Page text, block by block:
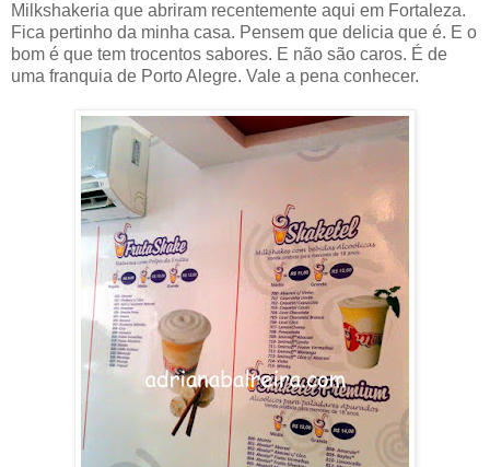
Milkshakeria que abriram recentemente aqui em Fortaleza.
Fica pertinho da minha casa. Pensem que delicia que é. E o
bom é que tem trocentos sabores. E não são caros. É de
uma franquia de Porto Alegre. Vale a pena conhecer.